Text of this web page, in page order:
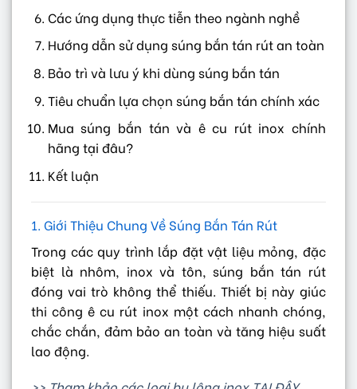
Các ứng dụng thực tiễn theo ngành nghề
Hướng dẫn sử dụng súng bắn tán rút an toàn
Bảo trì và lưu ý khi dùng súng bắn tán
Tiêu chuẩn lựa chọn súng bắn tán chính xác
Mua súng bắn tán và ê cu rút inox chính
hãng tại đâu?
Kết luận
1. Giới Thiệu Chung Về Súng Bắn Tán Rút
Trong các quy trình lắp đặt vật liệu mỏng, đặc
biệt là nhôm, inox và tôn, súng bắn tán rút
đóng vai trò không thể thiếu. Thiết bị này giúc
thi công ê cu rút inox một cách nhanh chóng,
chắc chắn, đảm bảo an toàn và tăng hiệu suất
lao động.